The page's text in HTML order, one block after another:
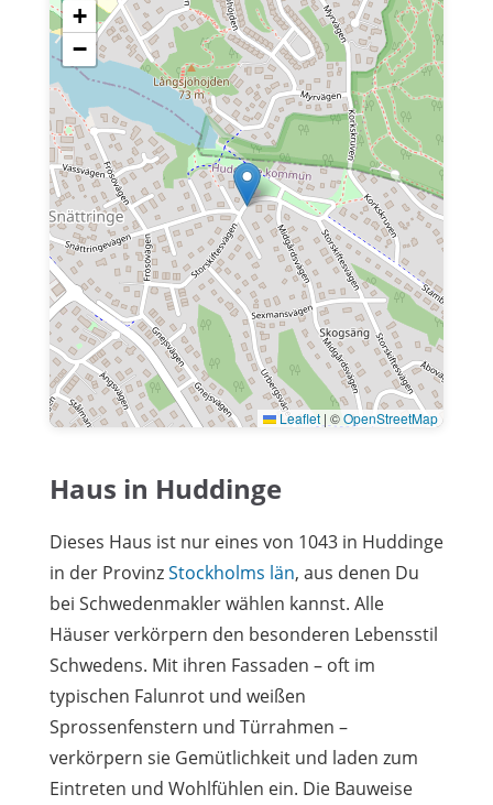
+
−
Leaflet | ©OpenStreetMap
Haus in Huddinge
Dieses Haus ist nur eines von 1043 in Huddinge
in der ProvinzStockholms län, aus denen Du
bei Schwedenmakler wählen kannst. Alle
Häuser verkörpern den besonderen Lebensstil
Schwedens. Mit ihren Fassaden – oft im
typischen Falunrot und weißen
Sprossenfenstern und Türrahmen –
verkörpern sie Gemütlichkeit und laden zum
Eintreten und Wohlfühlen ein. Die Bauweise